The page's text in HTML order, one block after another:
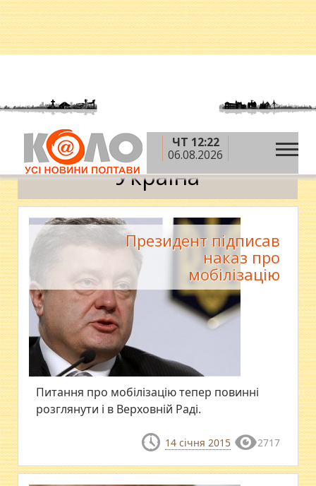
ЧТ 12:22
06.08.2026
Головна » Новини » Політика »Україна
Україна
Президент підписав
наказ про
мобілізацію
Питання про мобілізацію тепер повинні
розглянути і в Верховній Раді.
14 січня 2015 2717